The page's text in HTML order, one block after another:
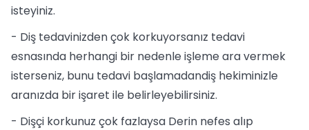
isteyiniz.
- Diş tedavinizden çok korkuyorsanız tedavi
esnasında herhangi bir nedenle işleme ara vermek
isterseniz, bunu tedavi başlamadandiş hekiminizle
aranızda bir işaret ile belirleyebilirsiniz.
- Dişçi korkunuz çok fazlaysa Derin nefes alıp